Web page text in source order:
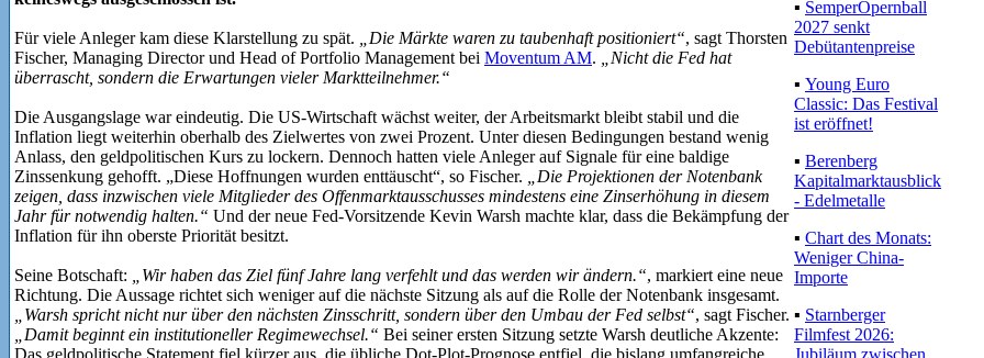
Für viele Anleger kam diese Klarstellung zu spät. „Die Märkte waren zu taubenhaft positioniert“, sagt Thorsten
Fischer, Managing Director und Head of Portfolio Management bei Moventum AM.
„Nicht die Fed hat
überrascht, sondern die Erwartungen vieler Marktteilnehmer.“
Die Ausgangslage war eindeutig. Die US-Wirtschaft wächst weiter, der Arbeitsmarkt bleibt stabil und die
Inflation liegt weiterhin oberhalb des Zielwertes von zwei Prozent. Unter diesen Bedingungen bestand wenig
Anlass, den geldpolitischen Kurs zu lockern. Dennoch hatten viele Anleger auf Signale für eine baldige
Zinssenkung gehofft. „Diese Hoffnungen wurden enttäuscht“, so Fischer.
„Die Projektionen der Notenbank
zeigen, dass inzwischen viele Mitglieder des Offenmarktausschusses mindestens eine Zinserhöhung in diesem
Jahr für notwendig halten.“ Und der neue Fed-Vorsitzende Kevin Warsh machte klar, dass die Bekämpfung der
Inflation für ihn oberste Priorität besitzt.
Seine Botschaft: „Wir haben das Ziel fünf Jahre lang verfehlt und das werden wir ändern.“, markiert eine neue
Richtung. Die Aussage richtet sich weniger auf die nächste Sitzung als auf die Rolle der Notenbank insgesamt.
„Warsh spricht nicht nur über den nächsten Zinsschritt, sondern über den Umbau der Fed selbst“, sagt Fischer.
„Damit beginnt ein institutioneller Regimewechsel.“ Bei seiner ersten Sitzung setzte Warsh deutliche Akzente:
Das geldpolitische Statement fiel kürzer aus, die übliche Dot-Plot-Prognose entfiel, die bislang umfangreiche
▪ SemperOpernball
2027 senkt
Debütantenpreise
▪ Young Euro
Classic: Das Festival
ist eröffnet!
▪ Berenberg
Kapitalmarktausblick
- Edelmetalle
▪ Chart des Monats:
Weniger China-
Importe
▪ Starnberger
Filmfest 2026:
Jubiläum zwischen